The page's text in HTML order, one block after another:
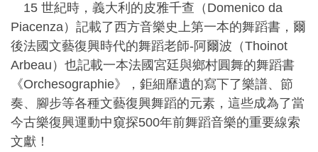
15 世紀時，義大利的皮雅千查（Domenico da
Piacenza）記載了西方音樂史上第一本的舞蹈書，爾
後法國文藝復興時代的舞蹈老師-阿爾波（Thoinot
Arbeau）也記載一本法國宮廷與鄉村圓舞的舞蹈書
《Orchesographie》，鉅細靡遺的寫下了樂譜、節
奏、腳步等各種文藝復興舞蹈的元素，這些成為了當
今古樂復興運動中窺探500年前舞蹈音樂的重要線索
文獻！